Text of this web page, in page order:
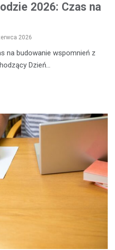
2026: Czas na
2026
na budowanie wspomnień z
Dzień…